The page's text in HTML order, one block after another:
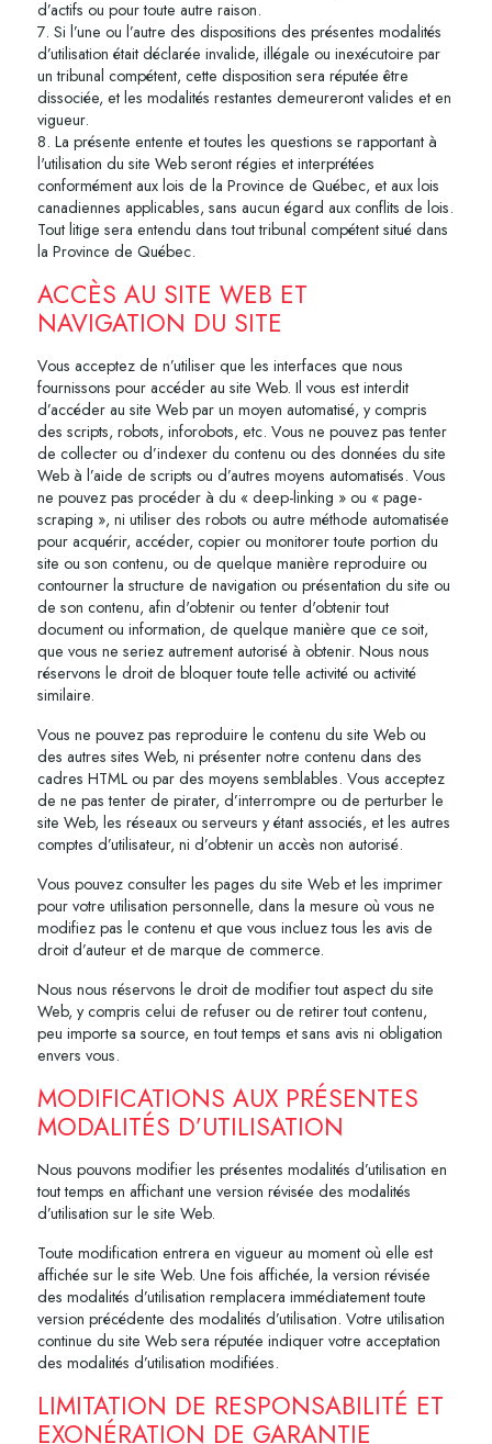
d’actifs ou pour toute autre raison.
7. Si l’une ou l’autre des dispositions des présentes modalités
d’utilisation était déclarée invalide, illégale ou inexécutoire par
un tribunal compétent, cette disposition sera réputée être
dissociée, et les modalités restantes demeureront valides et en
vigueur.
8. La présente entente et toutes les questions se rapportant à
l'utilisation du site Web seront régies et interprétées
conformément aux lois de la Province de Québec, et aux lois
canadiennes applicables, sans aucun égard aux conflits de lois.
Tout litige sera entendu dans tout tribunal compétent situé dans
la Province de Québec.
ACCÈS AU SITE WEB ET
NAVIGATION DU SITE
Vous acceptez de n’utiliser que les interfaces que nous
fournissons pour accéder au site Web. Il vous est interdit
d’accéder au site Web par un moyen automatisé, y compris
des scripts, robots, inforobots, etc. Vous ne pouvez pas tenter
de collecter ou d’indexer du contenu ou des données du site
Web à l’aide de scripts ou d’autres moyens automatisés. Vous
ne pouvez pas procéder à du « deep-linking » ou « page-
scraping », ni utiliser des robots ou autre méthode automatisée
pour acquérir, accéder, copier ou monitorer toute portion du
site ou son contenu, ou de quelque manière reproduire ou
contourner la structure de navigation ou présentation du site ou
de son contenu, afin d'obtenir ou tenter d'obtenir tout
document ou information, de quelque manière que ce soit,
que vous ne seriez autrement autorisé à obtenir. Nous nous
réservons le droit de bloquer toute telle activité ou activité
similaire.
Vous ne pouvez pas reproduire le contenu du site Web ou
des autres sites Web, ni présenter notre contenu dans des
cadres HTML ou par des moyens semblables. Vous acceptez
de ne pas tenter de pirater, d’interrompre ou de perturber le
site Web, les réseaux ou serveurs y étant associés, et les autres
comptes d’utilisateur, ni d’obtenir un accès non autorisé.
Vous pouvez consulter les pages du site Web et les imprimer
pour votre utilisation personnelle, dans la mesure où vous ne
modifiez pas le contenu et que vous incluez tous les avis de
droit d’auteur et de marque de commerce.
Nous nous réservons le droit de modifier tout aspect du site
Web, y compris celui de refuser ou de retirer tout contenu,
peu importe sa source, en tout temps et sans avis ni obligation
envers vous.
MODIFICATIONS AUX PRÉSENTES
MODALITÉS D’UTILISATION
Nous pouvons modifier les présentes modalités d’utilisation en
tout temps en affichant une version révisée des modalités
d’utilisation sur le site Web.
Toute modification entrera en vigueur au moment où elle est
affichée sur le site Web. Une fois affichée, la version révisée
des modalités d’utilisation remplacera immédiatement toute
version précédente des modalités d’utilisation. Votre utilisation
continue du site Web sera réputée indiquer votre acceptation
des modalités d’utilisation modifiées.
LIMITATION DE RESPONSABILITÉ ET
EXONÉRATION DE GARANTIE